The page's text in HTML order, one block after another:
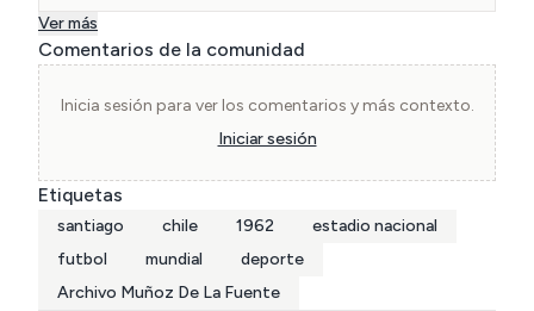
Chile 2 (Goles de Toro y Sánchez)
Brasil 4 (Goles de Garrincha x2 y Vavá x2)
Ver más
Comentarios de la comunidad
Inicia sesión para ver los comentarios y más contexto.
Iniciar sesión
Etiquetas
santiago chile 1962
estadio nacional
futbol
mundial
deporte
Archivo Muñoz De La Fuente